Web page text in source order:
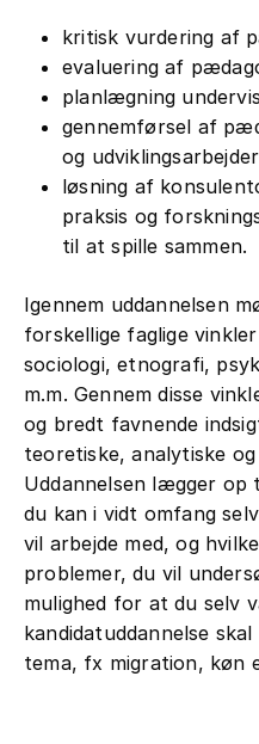
kritisk vurdering af
evaluering af
planlægning
gennemførsel af
og udviklingsarbejder
løsning af
praksis og
til at spille sammen.
Igennem uddannelsen
forskellige faglige
sociologi, etnografi,
m.m. Gennem disse
og bredt favnende
teoretiske, analytiske og
Uddannelsen lægger
du kan i vidt omfang
vil arbejde med, og
problemer, du vil
mulighed for at du selv
kandidatuddannelse
tema, fx migration, køn